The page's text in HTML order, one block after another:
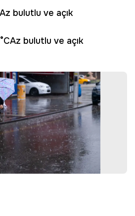
bulutlu ve açık
bulutlu ve açık